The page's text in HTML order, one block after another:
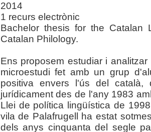
2014
1 recurs electrònic
Bachelor thesis for the Catalan
Catalan Philology.
Ens proposem estudiar i
microestudi fet amb un grup
positiva envers l'ús del català,
jurídicament des de l'any 1983
Llei de política lingüística de
vila de Palafrugell ha estat
dels anys cinquanta del segle